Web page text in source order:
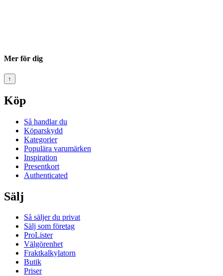
Mer för dig
↑
Köp
Så handlar du
Köparskydd
Kategorier
Populära varumärken
Inspiration
Presentkort
Authenticated
Sälj
Så säljer du privat
Sälj som företag
ProLister
Välgörenhet
Fraktkalkylatorn
Butik
Priser